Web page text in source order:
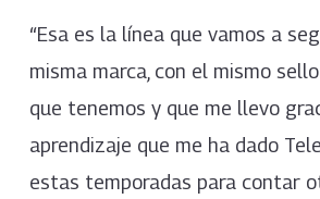
“Esa es la línea que vamos a
misma marca, con el mismo
que tenemos y que me llevo
aprendizaje que me ha dado
estas temporadas para contar